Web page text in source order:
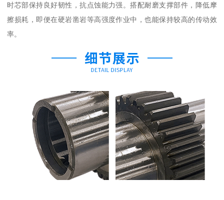
时芯部保持良好韧性，抗点蚀能力强。搭配耐磨支撑部件，降低摩
擦损耗，即便在硬岩凿岩等高强度作业中，也能保持较高的传动效
率。